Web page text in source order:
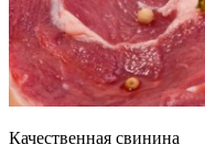
Качественная свинина